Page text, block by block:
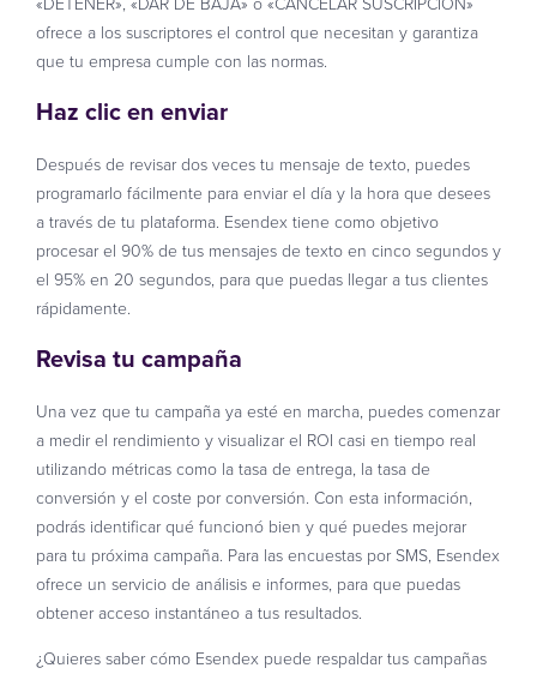
ofrece a los suscriptores el control que necesitan y garantiza
que tu empresa cumple con las normas.
Haz clic en enviar
Después de revisar dos veces tu mensaje de texto, puedes
programarlo fácilmente para enviar el día y la hora que desees
a través de tu plataforma. Esendex tiene como objetivo
procesar el 90% de tus mensajes de texto en cinco segundos y
el 95% en 20 segundos, para que puedas llegar a tus clientes
rápidamente.
Revisa tu campaña
Una vez que tu campaña ya esté en marcha, puedes comenzar
a medir el rendimiento y visualizar el ROI casi en tiempo real
utilizando métricas como la tasa de entrega, la tasa de
conversión y el coste por conversión. Con esta información,
podrás identificar qué funcionó bien y qué puedes mejorar
para tu próxima campaña. Para las encuestas por SMS, Esendex
ofrece un servicio de análisis e informes, para que puedas
obtener acceso instantáneo a tus resultados.
¿Quieres saber cómo Esendex puede respaldar tus campañas